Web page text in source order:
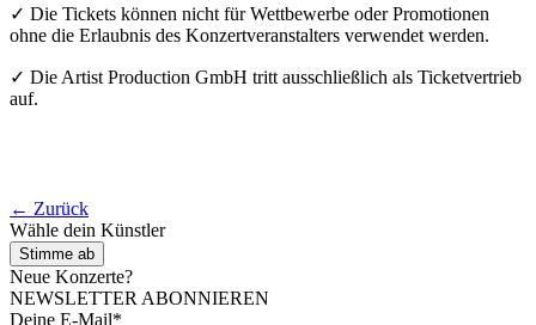
✓ Die Tickets können nicht für Wettbewerbe oder Promotionen
ohne die Erlaubnis des Konzertveranstalters verwendet werden.
✓ Die Artist Production GmbH tritt ausschließlich als Ticketvertrieb
auf.
← Zurück
Wähle dein Künstler
Stimme ab
Neue Konzerte?
NEWSLETTER ABONNIEREN
Deine E-Mail*